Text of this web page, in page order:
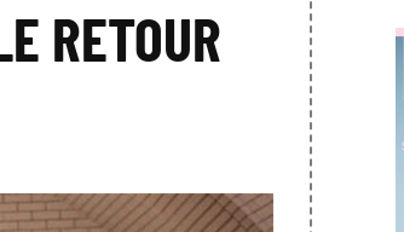
RETOUR